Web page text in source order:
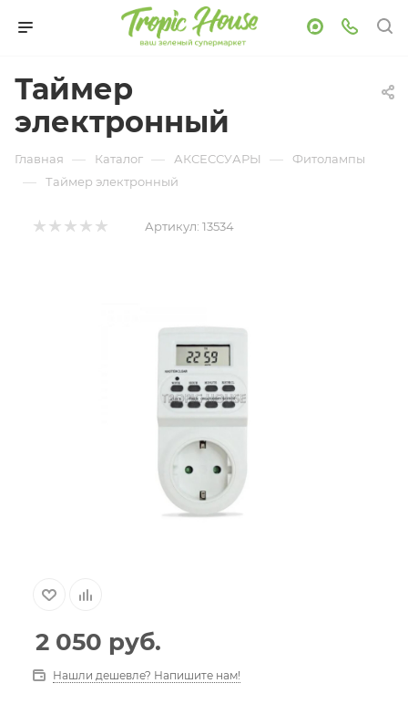
Таймер
электронный
Главная — Каталог — АКСЕССУАРЫ — Фитолампы
— Таймер электронный
Артикул: 13534
2 050 руб.
Нашли дешевле? Напишите нам!